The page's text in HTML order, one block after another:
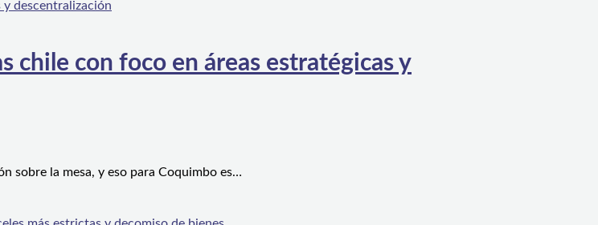
chile con foco en áreas estratégicas y
sobre la mesa, y eso para Coquimbo es…